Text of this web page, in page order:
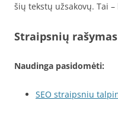
šių tekstų užsakovų. Tai –
Straipsnių
Naudinga pasidomėti:
SEO straipsniu